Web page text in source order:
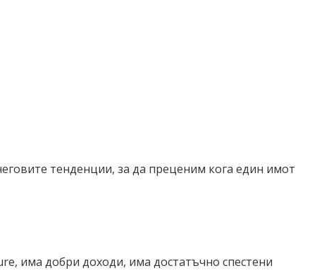
тенденции, за да преценим кога един имот
има добри доходи, има достатъчно спестени